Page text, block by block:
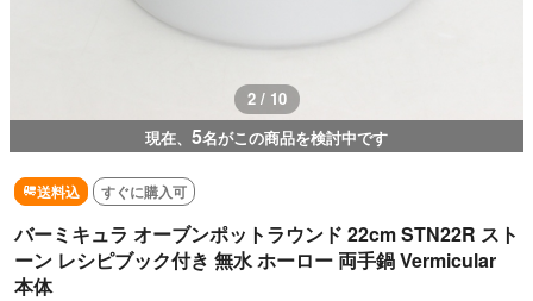
3 / 10
現在、 5名がこの商品を検討中です
送料込 すぐに購入可
バーミキュラ オーブンポットラウンド 22cm STN22R スト
ーン レシピブック付き 無水 ホーロー 両手鍋 Vermicular
本体